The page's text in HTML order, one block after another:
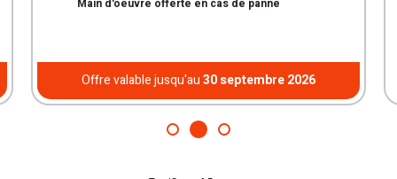
Main d'oeuvre offerte en cas de panne
Offre valable jusqu'au30 septembre 2026